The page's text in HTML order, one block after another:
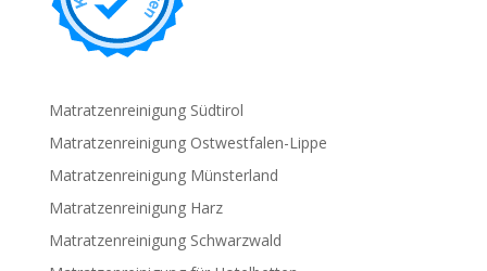
Matratzenreinigung Südtirol
Matratzenreinigung Ostwestfalen-Lippe
Matratzenreinigung Münsterland
Matratzenreinigung Harz
Matratzenreinigung Schwarzwald